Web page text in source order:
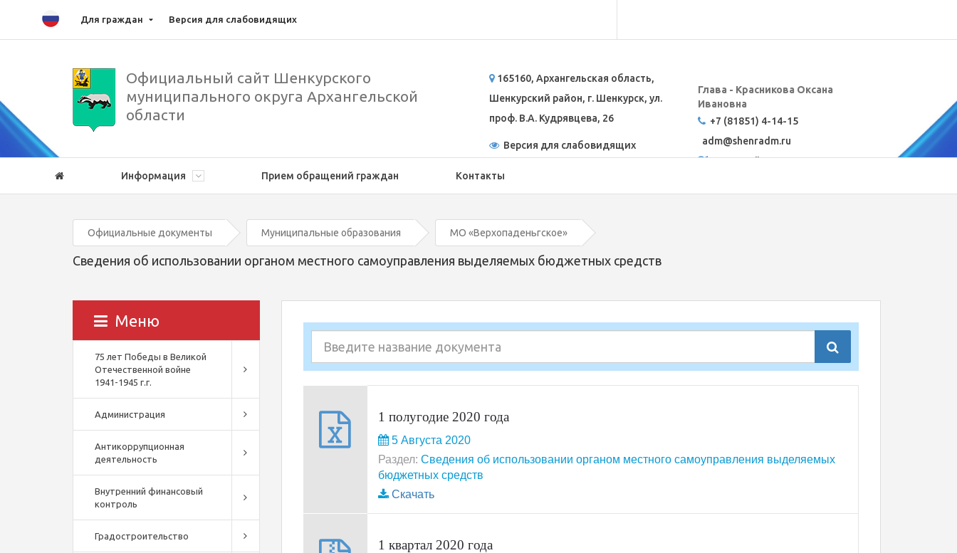
Для граждан Версия для слабовидящих
Официальный сайт Шенкурского
муниципального округа Архангельской
области
165160, Архангельская область,
Шенкурский район, г. Шенкурск, ул.
проф. В.А. Кудрявцева, 26
Версия для слабовидящих
Глава - Красникова Оксана
Ивановна
+7 (81851) 4-14-15
adm@shenradm.ru
Карта сайта
Информация
Прием обращений граждан Контакты
Официальные документы Муниципальные образования МО «Верхопаденьгское»
Сведения об использовании органом местного самоуправления выделяемых бюджетных средств
Меню
75 лет Победы в Великой
Отечественной войне
1941-1945 г.г.
Администрация
Антикоррупционная
деятельность
Внутренний финансовый
контроль
Градостроительство
1 полугодие 2020 года
5 Августа 2020
Раздел: Сведения об использовании органом местного самоуправления выделяемых
бюджетных средств
Скачать
1 квартал 2020 года